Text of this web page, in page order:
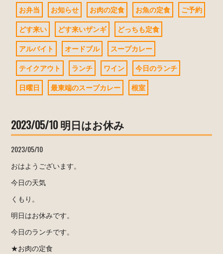
お弁当 お知らせ お肉の定食 お魚の定食
ご予約
どす来い
どす来いザンギ
どっちも定食
アルバイト
オードブル
スープカレー
テイクアウト
ランチ ワイン
今日のランチ
日曜日
最東端のスープカレー 根室
2023/05/10 明日はお休み
2023/05/10
おはようございます。
今日の天気
くもり。
明日はお休みです。
今日のランチです。
★お肉の定食